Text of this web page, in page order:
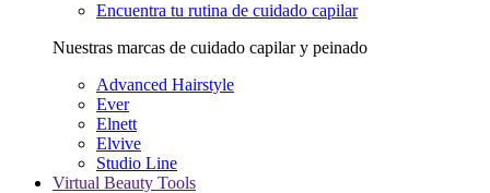
Encuentra tu rutina de cuidado capilar
Nuestras marcas de cuidado capilar y peinado
Advanced Hairstyle
Ever
Elnett
Elvive
Studio Line
Virtual Beauty Tools